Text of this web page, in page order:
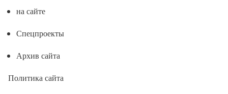
на сайте
Спецпроекты
Архив сайта
Политика сайта